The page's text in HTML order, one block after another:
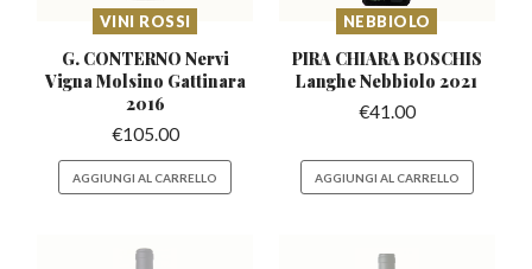
VINI ROSSI
G. CONTERNO Nervi
Vigna Molsino Gattinara
2016
€105.00
AGGIUNGI AL CARRELLO
NEBBIOLO
PIRA CHIARA BOSCHIS
LangheNebbiolo 2021
€41.00
AGGIUNGI AL CARRELLO